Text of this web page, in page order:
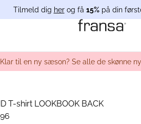
Tilmeld dig herog få 15%på din
Klar til en ny sæson? Se alle de skønne